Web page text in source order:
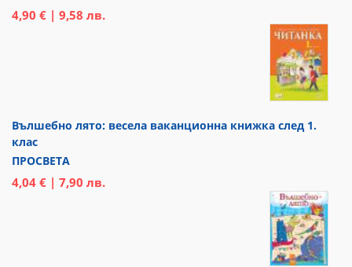
4,90 € | 9,58 лв.
Вълшебно лято: весела ваканционна книжка след 1.
клас
ПРОСВЕТА
4,04 € | 7,90 лв.